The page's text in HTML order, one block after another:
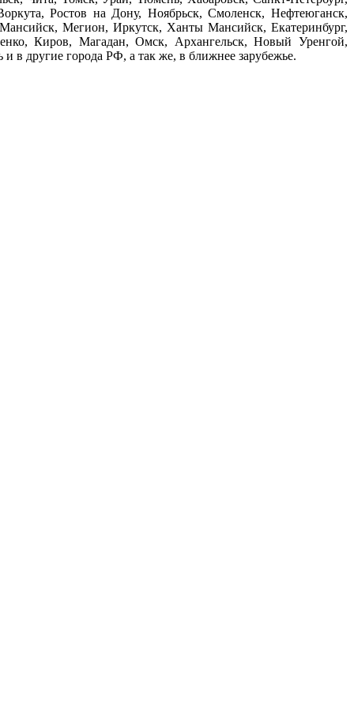
Ростов на Дону, Ноябрьск, Смоленск, Нефтеюганск,
Мегион, Иркутск, Ханты Мансийск, Екатеринбург,
Киров, Магадан, Омск, Архангельск, Новый Уренгой,
другие города РФ, а так же, в ближнее зарубежье.